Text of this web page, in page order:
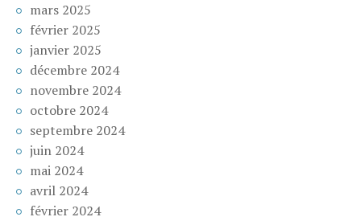
mars 2025
février 2025
janvier 2025
décembre 2024
novembre 2024
octobre 2024
septembre 2024
juin 2024
mai 2024
avril 2024
février 2024